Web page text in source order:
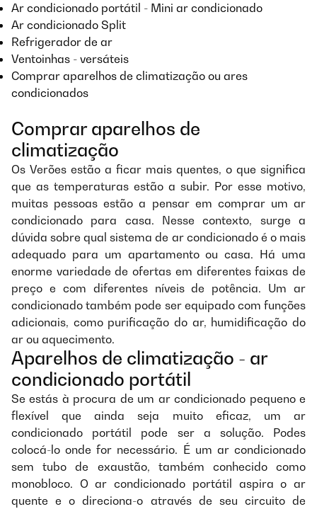
Ar condicionado portátil - Mini ar condicionado
Ar condicionado Split
Refrigerador de ar
Ventoinhas - versáteis
Comprar aparelhos de climatização ou ares
condicionados
Comprar aparelhos de
climatização
Os Verões estão a ficar mais quentes, o que significa
que as temperaturas estão a subir. Por esse motivo,
muitas pessoas estão a pensar em comprar um ar
condicionado para casa. Nesse contexto, surge a
dúvida sobre qual sistema de ar condicionado é o mais
adequado para um apartamento ou casa. Há uma
enorme variedade de ofertas em diferentes faixas de
preço e com diferentes níveis de potência. Um ar
condicionado também pode ser equipado com funções
adicionais, como purificação do ar, humidificação do
ar ou aquecimento.
Aparelhos de climatização - ar
condicionado portátil
Se estás à procura de um ar condicionado pequeno e
flexível que ainda seja muito eficaz, um ar
condicionado portátil pode ser a solução. Podes
colocá-lo onde for necessário. É um ar condicionado
sem tubo de exaustão, também conhecido como
monobloco. O ar condicionado portátil aspira o ar
quente e o direciona-o através de seu circuito de